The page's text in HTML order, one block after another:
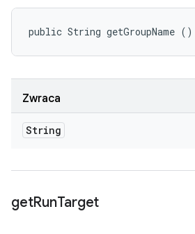
public String getGroupName ()
Zwraca
String
getRunTarget